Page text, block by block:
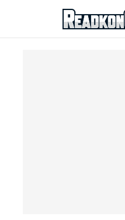
ReadkonG